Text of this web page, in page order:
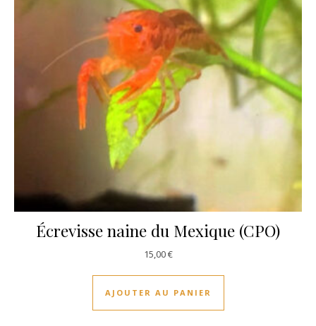
Écrevisse naine du Mexique (CPO)
15,00€
AJOUTER AU PANIER